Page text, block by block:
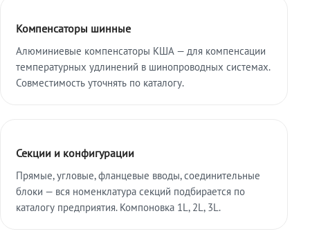
Компенсаторы шинные
Алюминиевые компенсаторы КША — для компенсации
температурных удлинений в шинопроводных системах.
Совместимость уточнять по каталогу.
Секции и конфигурации
Прямые, угловые, фланцевые вводы, соединительные
блоки — вся номенклатура секций подбирается по
каталогу предприятия. Компоновка 1L, 2L, 3L.